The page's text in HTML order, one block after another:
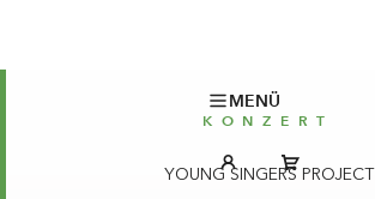
MENÜ
KONZERT
YOUNG SINGERS PROJECT